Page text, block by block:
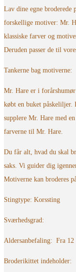
Lav dine egne broderede
forskellige motiver: Mr.
klassiske farver og
Deruden passer de til
Tankerne bag motiverne:
Mr. Hare er i
købt en buket påskeliljer.
supplere Mr. Hare med
farverne til Mr. Hare.
Du får alt, hvad du skal
saks. Vi guider dig
Motiverne kan broderes
Stingtype: Korssting
Sværhedsgrad:
Aldersanbefaling: Fra 12
Broderikittet indeholder: